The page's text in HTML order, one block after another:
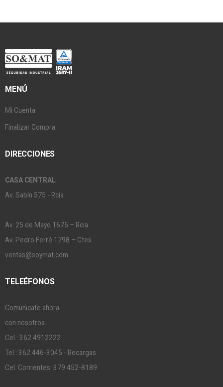
MENÚ
Mi Cuenta
Finalizar Compra
DIRECCIONES
CASA CENTRAL
Av. Sabín 575 - Rcia
Av. 25 de Mayo 1675 – Rcia
Av. Pedro Ferré 1798 – Ctes
ventas@soymat.com
TELEÉFONOS
Comunicate ahora
con nosotros.
Cel.: 362 4912222
Tel.: 362 446-3045 - Recargas
Cel. Corrientes: 379 452-8189